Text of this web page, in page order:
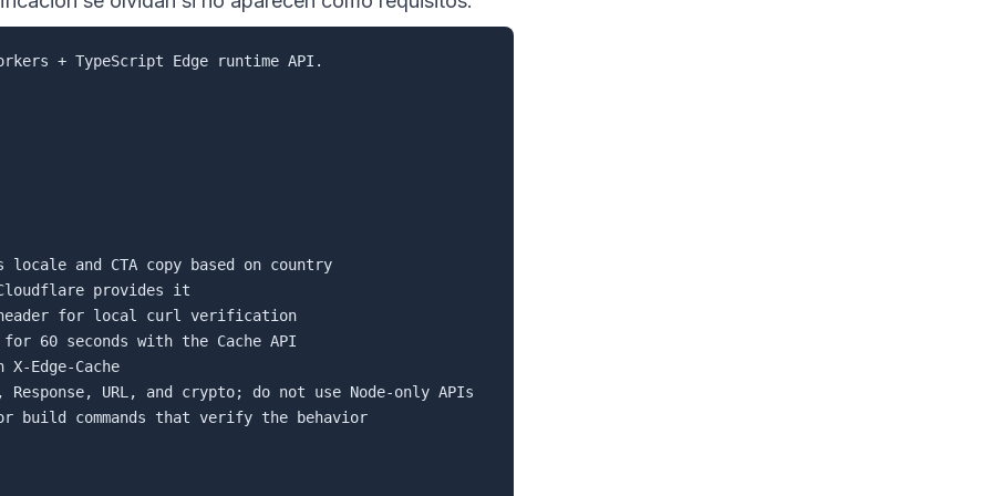
+ TypeScript Edge runtime API.
and CTA copy based on country
provides it
header for local curl verification
60 seconds with the Cache API
Edge-Cache
Response, URL, and crypto; do not use Node-only APIs
commands that verify the behavior